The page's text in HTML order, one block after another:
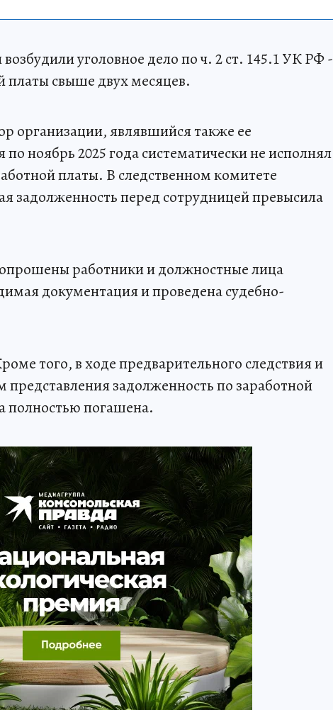
уголовное дело по ч. 2 ст. 145.1 УК РФ -
платы свыше двух месяцев.
организации, являвшийся также ее
ноябрь 2025 года систематически не исполнял
платы. В следственном комитете
задолженность перед сотрудницей превысила
работники и должностные лица
документация и проведена судебно-
того, в ходе предварительного следствия и
представления задолженность по заработной
полностью погашена.